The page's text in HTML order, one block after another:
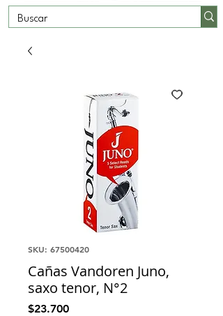
SKU: 67500420
Cañas Vandoren Juno,
saxo tenor, N°2
$23.700Precio